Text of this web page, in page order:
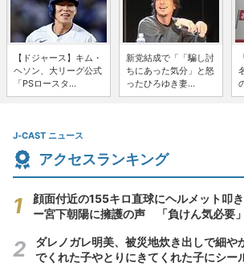
【ドジャース】キム・
ヘソン、大リーグ公式
「PSロースタ...
新党結成で「「騙し討
ちにあった気分」と怒
ったひろゆき妻...
J-CAST ニュース
アクセスランキング
顔面付近の155キロ直球にヘルメット叩
ー宮下朝陽に擁護の声 「負けん気必要
ダレノガレ明美、被災地炊き出しで細や
でくれた子やとりにきてくれた子にシー